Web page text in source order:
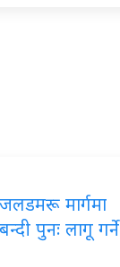
मार्गमा
पुनः लागू गर्ने